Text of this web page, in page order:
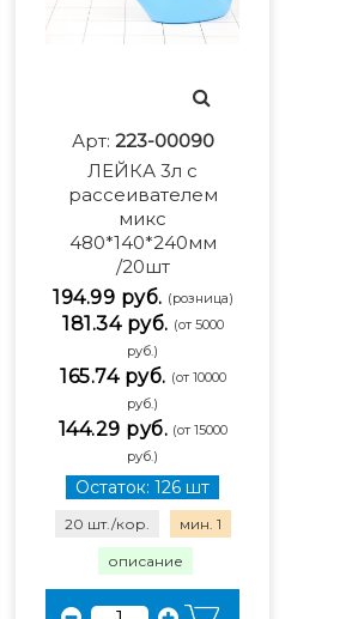
Арт: 223-00090
ЛЕЙКА 3л с
рассеивателем
микс
480*140*240мм
/20шт
194.99 руб. (розница)
181.34 руб. (от 5000
руб.)
165.74 руб. (от 10000
руб.)
144.29 руб. (от 15000
руб.)
Остаток: 126 шт
20 шт./кор. мин. 1
описание